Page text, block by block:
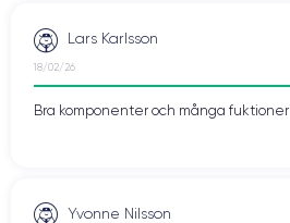
Lars Karlsson
18/02/26
Bra komponenter och många fuktioner
Yvonne Nilsson